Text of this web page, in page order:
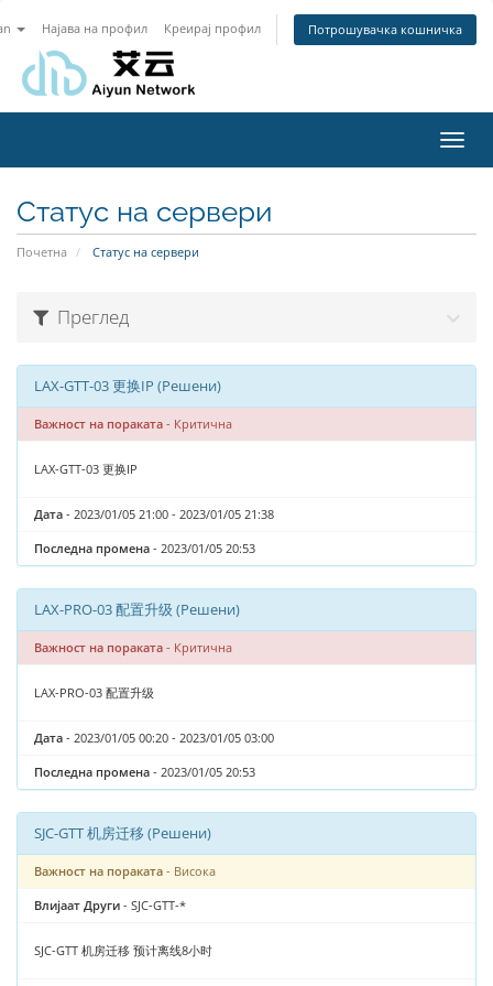
Најава на профил Креирај профил Потрошувачка кошничка
Статус на сервери
Почетна Статус на сервери
Преглед
LAX-GTT-03 更换IP (Решени)
Важност на пораката - Критична
LAX-GTT-03 更换IP
Дата - 2023/01/05 21:00 - 2023/01/05 21:38
Последна промена - 2023/01/05 20:53
LAX-PRO-03 配置升级 (Решени)
Важност на пораката - Критична
LAX-PRO-03 配置升级
Дата - 2023/01/05 00:20 - 2023/01/05 03:00
Последна промена - 2023/01/05 20:53
SJC-GTT 机房迁移 (Решени)
Важност на пораката - Висока
Влијаат Други - SJC-GTT-*
SJC-GTT 机房迁移 预计离线8小时